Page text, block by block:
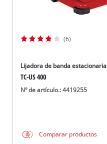
(6)
Lijadora de banda estacionaria
TC-US 400
Nº de artículo.: 4419255
Comparar productos